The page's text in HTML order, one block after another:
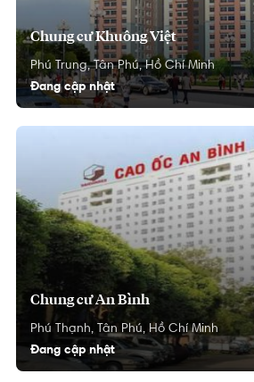
Chung cư Khuông Việt
Phú Trung, Tân Phú, Hồ Chí Minh
Đang cập nhật
Chung cư An Bình
Phú Thạnh, Tân Phú, Hồ Chí Minh
Đang cập nhật